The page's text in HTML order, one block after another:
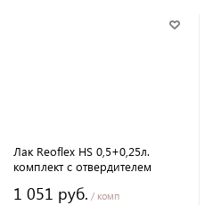
Лак Reoflex HS 0,5+0,25л.
комплект с отвердителем
1 051 руб. / комп